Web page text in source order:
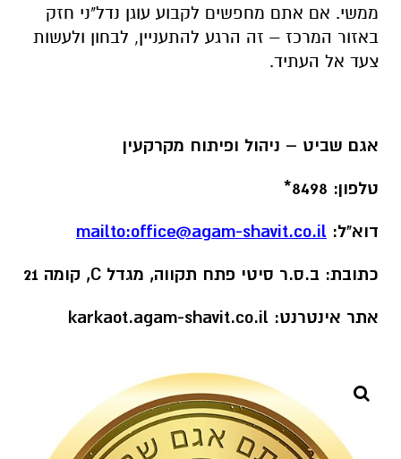
ממשי. אם אתם מחפשים לקבוע עוגן נדל"ני חזק
באזור המרכז – זה הרגע להתעניין, לבחון ולעשות
צעד אל העתיד.
אגם שביט – ניהול ופיתוח מקרקעין
טלפון: 8498*
דוא"ל:
mailto:office@agam-shavit.co.il
כתובת: ב.ס.ר סיטי פתח תקווה, מגדל C, קומה 21
אתר אינטרנט: karkaot.agam-shavit.co.il